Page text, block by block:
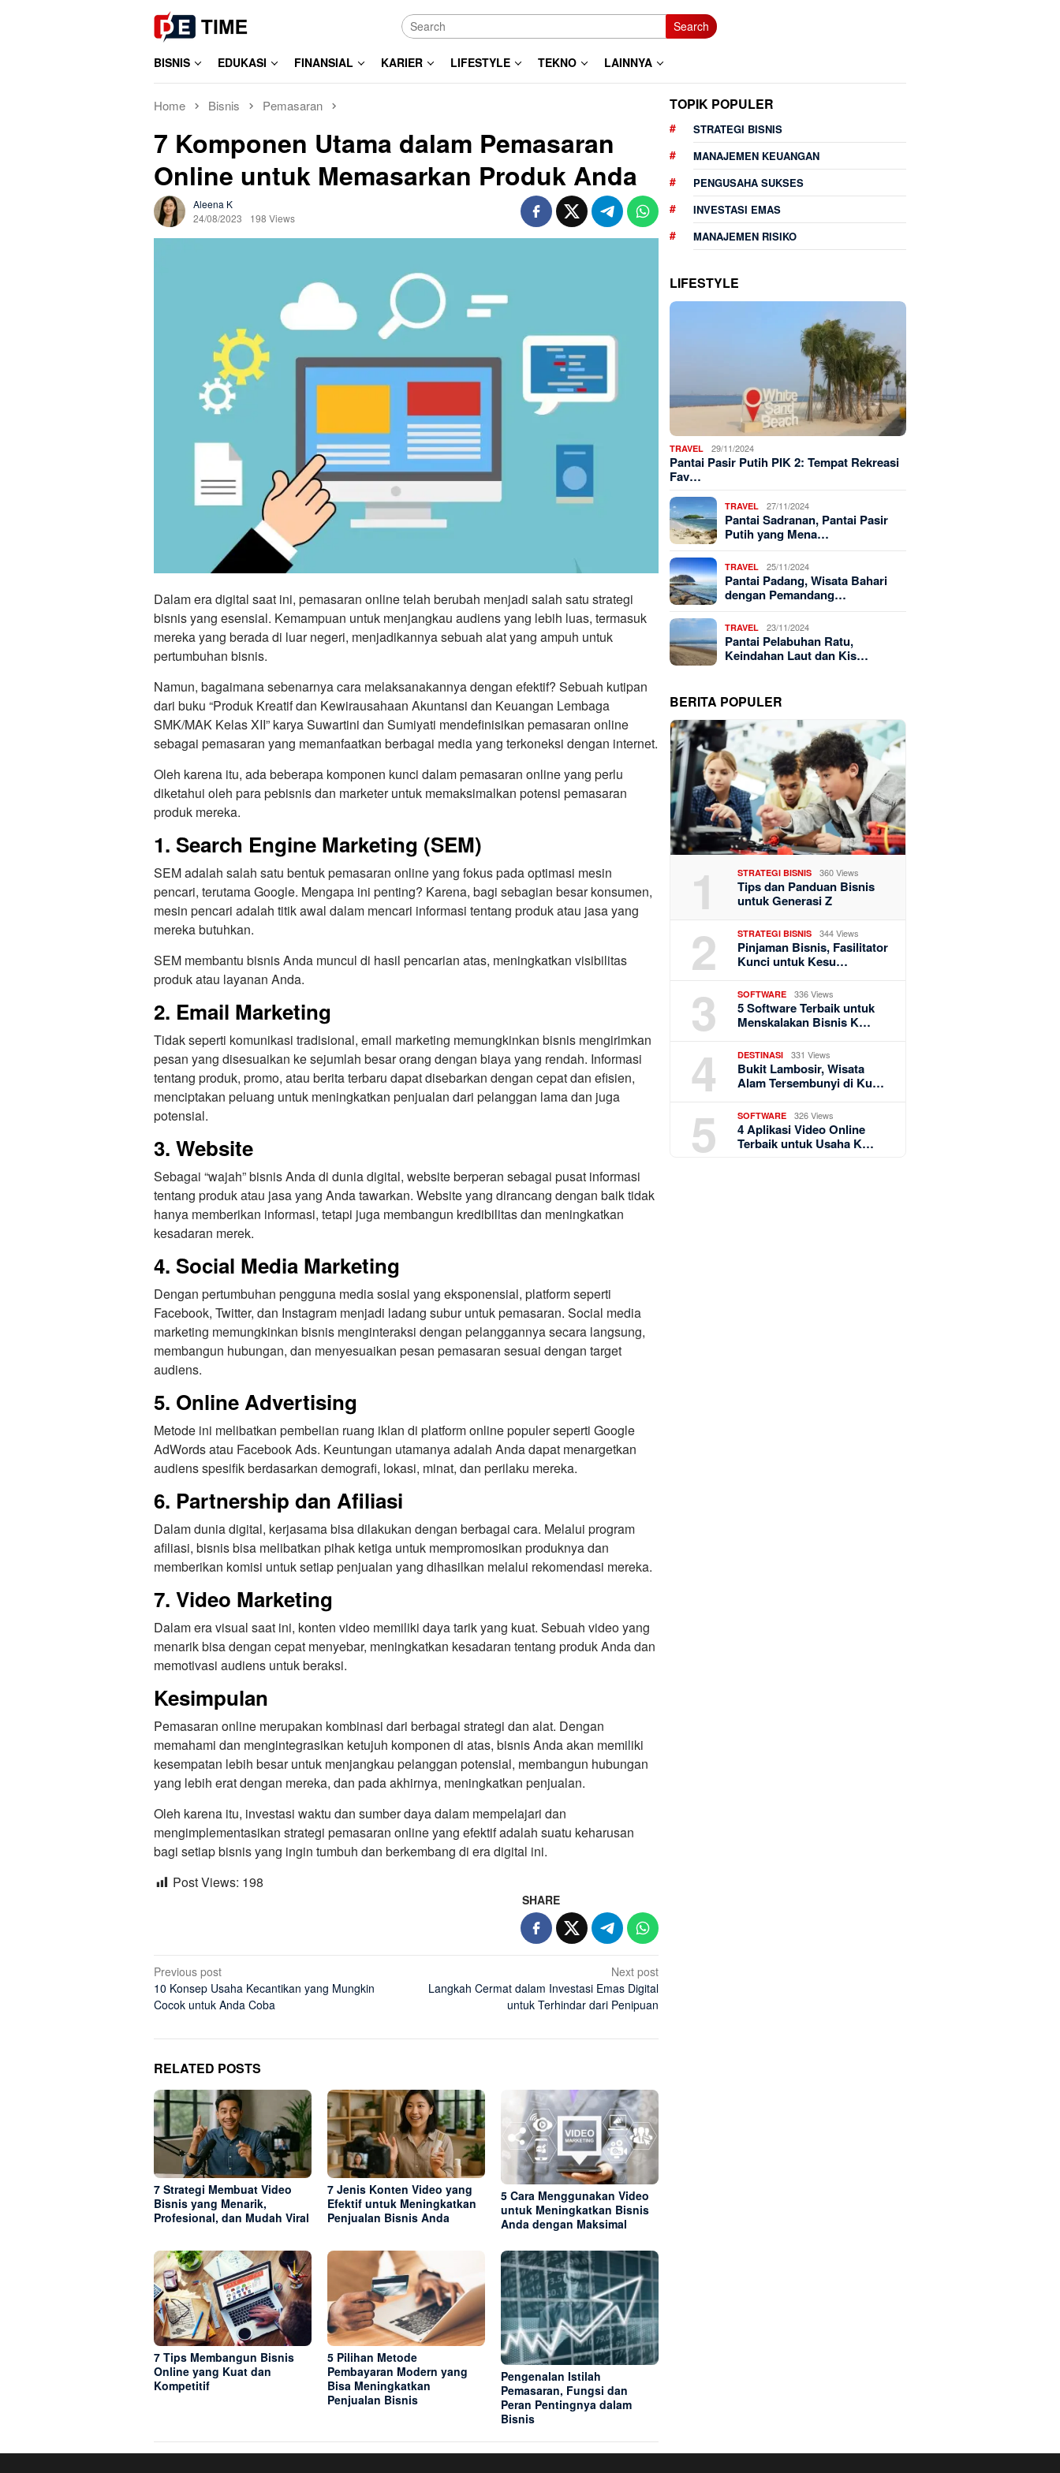
Search
BISNIS EDUKASI FINANSIAL KARIER LIFESTYLE TEKNO LAINNYA
Home Bisnis Pemasaran
7 Komponen Utama dalam Pemasaran
Online untuk Memasarkan Produk Anda
Aleena K
24/08/2023
198 Views
Dalam era digital saat ini, pemasaran online telah berubah menjadi salah satu strategi
bisnis yang esensial. Kemampuan untuk menjangkau audiens yang lebih luas, termasuk
mereka yang berada di luar negeri, menjadikannya sebuah alat yang ampuh untuk
pertumbuhan bisnis.
Namun, bagaimana sebenarnya cara melaksanakannya dengan efektif? Sebuah kutipan
dari buku “Produk Kreatif dan Kewirausahaan Akuntansi dan Keuangan Lembaga
SMK/MAK Kelas XII” karya Suwartini dan Sumiyati mendefinisikan pemasaran online
sebagai pemasaran yang memanfaatkan berbagai media yang terkoneksi dengan internet.
Oleh karena itu, ada beberapa komponen kunci dalam pemasaran online yang perlu
diketahui oleh para pebisnis dan marketer untuk memaksimalkan potensi pemasaran
produk mereka.
1. Search Engine Marketing (SEM)
SEM adalah salah satu bentuk pemasaran online yang fokus pada optimasi mesin
pencari, terutama Google. Mengapa ini penting? Karena, bagi sebagian besar konsumen,
mesin pencari adalah titik awal dalam mencari informasi tentang produk atau jasa yang
mereka butuhkan.
SEM membantu bisnis Anda muncul di hasil pencarian atas, meningkatkan visibilitas
produk atau layanan Anda.
2. Email Marketing
Tidak seperti komunikasi tradisional, email marketing memungkinkan bisnis mengirimkan
pesan yang disesuaikan ke sejumlah besar orang dengan biaya yang rendah. Informasi
tentang produk, promo, atau berita terbaru dapat disebarkan dengan cepat dan efisien,
menciptakan peluang untuk meningkatkan penjualan dari pelanggan lama dan juga
potensial.
3. Website
Sebagai “wajah” bisnis Anda di dunia digital, website berperan sebagai pusat informasi
tentang produk atau jasa yang Anda tawarkan. Website yang dirancang dengan baik tidak
hanya memberikan informasi, tetapi juga membangun kredibilitas dan meningkatkan
kesadaran merek.
4. Social Media Marketing
Dengan pertumbuhan pengguna media sosial yang eksponensial, platform seperti
Facebook, Twitter, dan Instagram menjadi ladang subur untuk pemasaran. Social media
marketing memungkinkan bisnis menginteraksi dengan pelanggannya secara langsung,
membangun hubungan, dan menyesuaikan pesan pemasaran sesuai dengan target
audiens.
5. Online Advertising
Metode ini melibatkan pembelian ruang iklan di platform online populer seperti Google
AdWords atau Facebook Ads. Keuntungan utamanya adalah Anda dapat menargetkan
audiens spesifik berdasarkan demografi, lokasi, minat, dan perilaku mereka.
6. Partnership dan Afiliasi
Dalam dunia digital, kerjasama bisa dilakukan dengan berbagai cara. Melalui program
afiliasi, bisnis bisa melibatkan pihak ketiga untuk mempromosikan produknya dan
memberikan komisi untuk setiap penjualan yang dihasilkan melalui rekomendasi mereka.
7. Video Marketing
Dalam era visual saat ini, konten video memiliki daya tarik yang kuat. Sebuah video yang
menarik bisa dengan cepat menyebar, meningkatkan kesadaran tentang produk Anda dan
memotivasi audiens untuk beraksi.
Kesimpulan
Pemasaran online merupakan kombinasi dari berbagai strategi dan alat. Dengan
memahami dan mengintegrasikan ketujuh komponen di atas, bisnis Anda akan memiliki
kesempatan lebih besar untuk menjangkau pelanggan potensial, membangun hubungan
yang lebih erat dengan mereka, dan pada akhirnya, meningkatkan penjualan.
Oleh karena itu, investasi waktu dan sumber daya dalam mempelajari dan
mengimplementasikan strategi pemasaran online yang efektif adalah suatu keharusan
bagi setiap bisnis yang ingin tumbuh dan berkembang di era digital ini.
Post Views: 198
SHARE
Post
navigation
Previous post
10 Konsep Usaha Kecantikan yang Mungkin
Cocok untuk Anda Coba
Next post
Langkah Cermat dalam Investasi Emas Digital
untuk Terhindar dari Penipuan
RELATED POSTS
7 Strategi Membuat Video
Bisnis yang Menarik,
Profesional, dan Mudah Viral
7 Jenis Konten Video yang
Efektif untuk Meningkatkan
Penjualan Bisnis Anda
5 Cara Menggunakan Video
untuk Meningkatkan Bisnis
Anda dengan Maksimal
7 Tips Membangun Bisnis
Online yang Kuat dan
Kompetitif
5 Pilihan Metode
Pembayaran Modern yang
Bisa Meningkatkan
Penjualan Bisnis
Pengenalan Istilah
Pemasaran, Fungsi dan
Peran Pentingnya dalam
Bisnis
TOPIK POPULER
STRATEGI BISNIS
MANAJEMEN KEUANGAN
PENGUSAHA SUKSES
INVESTASI EMAS
MANAJEMEN RISIKO
LIFESTYLE
TRAVEL 29/11/2024
Pantai Pasir Putih PIK 2: Tempat Rekreasi
Fav…
TRAVEL 27/11/2024
Pantai Sadranan, Pantai Pasir
Putih yang Mena…
TRAVEL 25/11/2024
Pantai Padang, Wisata Bahari
dengan Pemandang…
TRAVEL 23/11/2024
Pantai Pelabuhan Ratu,
Keindahan Laut dan Kis…
BERITA POPULER
1 STRATEGI BISNIS 360 Views
Tips dan Panduan Bisnis
untuk Generasi Z
2 STRATEGI BISNIS 344 Views
Pinjaman Bisnis, Fasilitator
Kunci untuk Kesu…
3 SOFTWARE 336 Views
5 Software Terbaik untuk
Menskalakan Bisnis K…
4 DESTINASI 331 Views
Bukit Lambosir, Wisata
Alam Tersembunyi di Ku…
5 SOFTWARE 326 Views
4 Aplikasi Video Online
Terbaik untuk Usaha K…